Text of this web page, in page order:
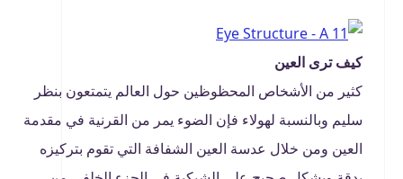
كيف ترى العين
كثير من الأشخاص المحظوظين حول العالم يتمتعون بنظر
سليم وبالنسبة لهولاء فإن الضوء يمر من القرنية في مقدمة
العين ومن خلال عدسة العين الشفافة التي تقوم بتركيزه